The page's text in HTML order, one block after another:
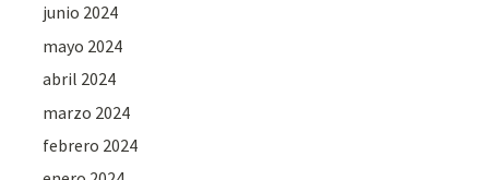
junio 2024
mayo 2024
abril 2024
marzo 2024
febrero 2024